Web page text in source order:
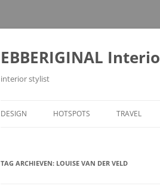
Ga
de
inhoud
EBBERIGINAL
interior stylist
DESIGN HOTSPOTS TRAVEL
TAG ARCHIEVEN: LOUISE VAN DER VELD